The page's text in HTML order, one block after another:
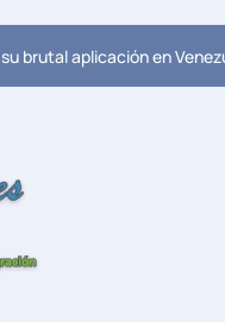
brutal aplicación en